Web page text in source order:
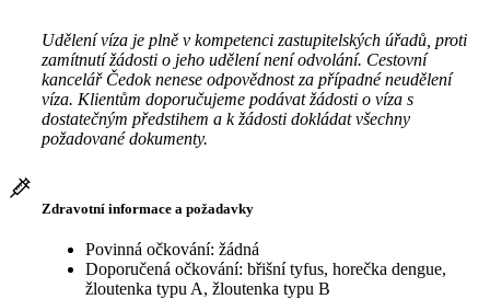
Udělení víza je plně v kompetenci zastupitelských úřadů, proti
zamítnutí žádosti o jeho udělení není odvolání. Cestovní
kancelář Čedok nenese odpovědnost za případné neudělení
víza. Klientům doporučujeme podávat žádosti o víza s
dostatečným předstihem a k žádosti dokládat všechny
požadované dokumenty.
Zdravotní informace a požadavky
Povinná očkování: žádná
Doporučená očkování: břišní tyfus, horečka dengue,
žloutenka typu A, žloutenka typu B